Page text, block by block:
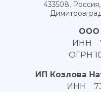
433508,
ООО
ИНН
ОГРН
ИП Козлова
ИНН